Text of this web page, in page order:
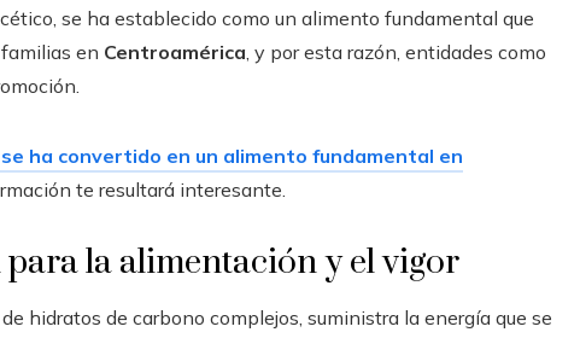
se ha establecido como un alimento fundamental que
en Centroamérica, y por esta razón, entidades como
ha convertido en un alimento fundamental en
te resultará interesante.
la alimentación y el vigor
hidratos de carbono complejos, suministra la energía que se